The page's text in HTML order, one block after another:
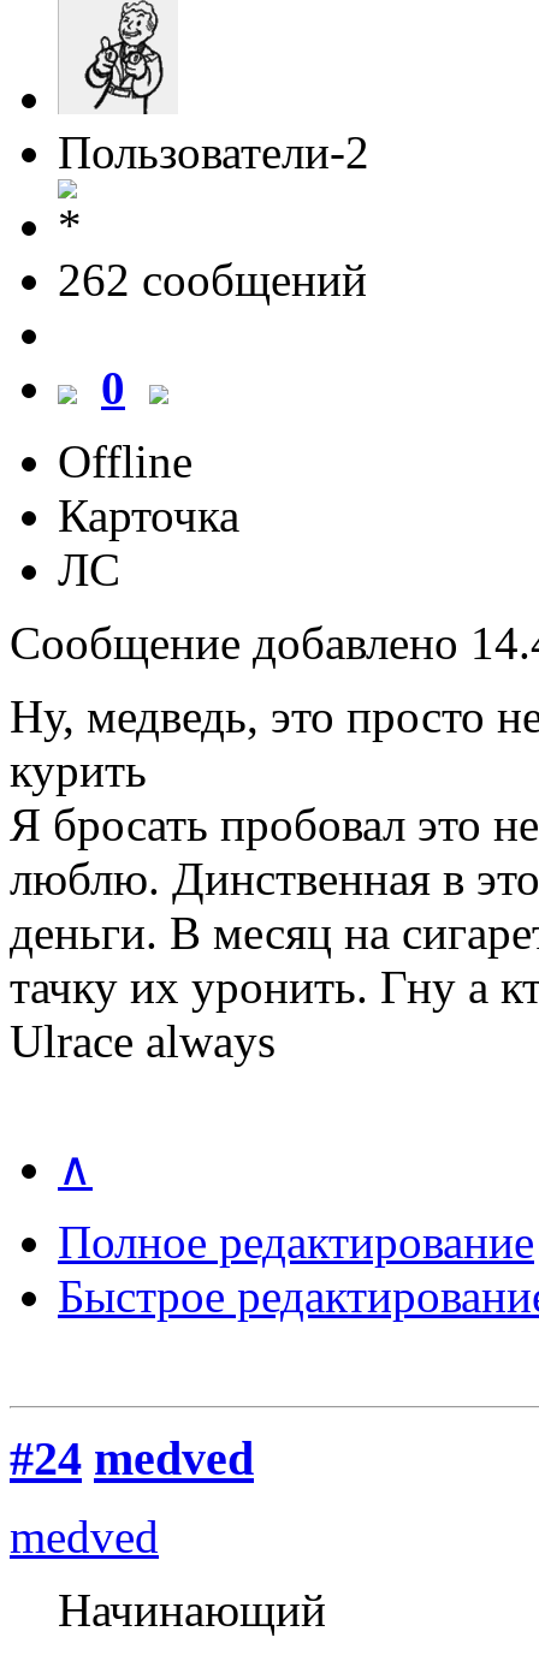
Пользователи-2
262 cообщений
0
Offline
Карточка
ЛС
Сообщение добавлено
Ну, медведь, это просто
курить
Я бросать пробовал это
люблю. Динственная в
деньги. В месяц на
тачку их уронить. Гну а
Ulrace always
∧
Полное редактирование
Быстрое
#24 medved
medved
Начинающий